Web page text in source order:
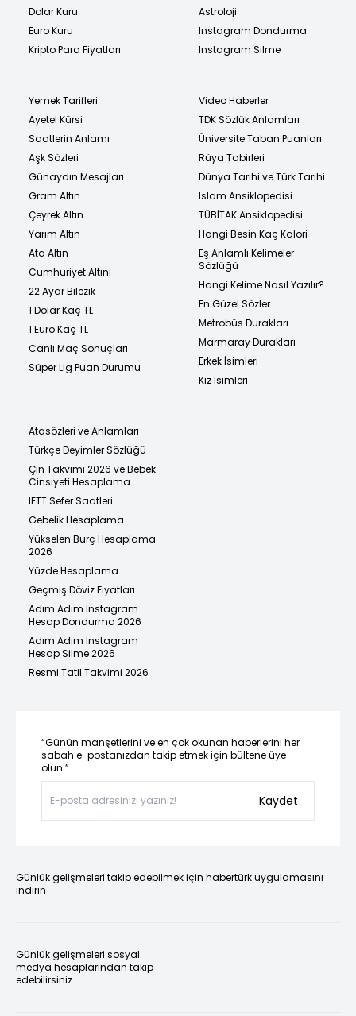
Dolar Kuru
Euro Kuru
Kripto Para Fiyatları
Astroloji
Instagram Dondurma
Instagram Silme
Yemek Tarifleri
Ayetel Kürsi
Saatlerin Anlamı
Aşk Sözleri
Günaydın Mesajları
Gram Altın
Çeyrek Altın
Yarım Altın
Ata Altın
Cumhuriyet Altını
22 Ayar Bilezik
1 Dolar Kaç TL
1 Euro Kaç TL
Canlı Maç Sonuçları
Süper Lig Puan Durumu
Video Haberler
TDK Sözlük Anlamları
Üniversite Taban Puanları
Rüya Tabirleri
Dünya Tarihi ve Türk Tarihi
İslam Ansiklopedisi
TÜBİTAK Ansiklopedisi
Hangi Besin Kaç Kalori
Eş Anlamlı Kelimeler
Sözlüğü
Hangi Kelime Nasıl Yazılır?
En Güzel Sözler
Metrobüs Durakları
Marmaray Durakları
Erkek İsimleri
Kız İsimleri
Atasözleri ve Anlamları
Türkçe Deyimler Sözlüğü
Çin Takvimi 2026 ve Bebek
Cinsiyeti Hesaplama
İETT Sefer Saatleri
Gebelik Hesaplama
Yükselen Burç Hesaplama
2026
Yüzde Hesaplama
Geçmiş Döviz Fiyatları
Adım Adım Instagram
Hesap Dondurma 2026
Adım Adım Instagram
Hesap Silme 2026
Resmi Tatil Takvimi 2026
“Günün manşetlerini ve en çok okunan haberlerini her
sabah e-postanızdan takip etmek için bültene üye
olun.”
Kaydet
Günlük gelişmeleri takip edebilmek için habertürk uygulamasını
indirin
Günlük gelişmeleri sosyal
medya hesaplarından takip
edebilirsiniz.